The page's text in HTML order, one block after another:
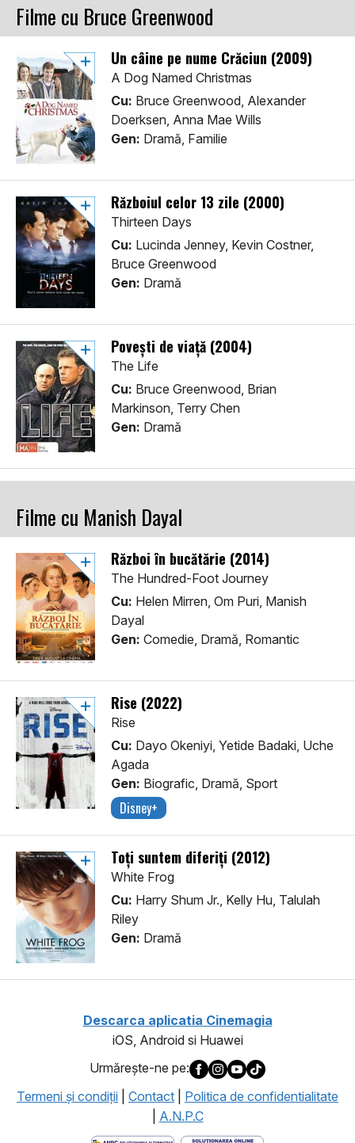
Filme cu Bruce Greenwood
Un câine pe nume Crăciun (2009)
A Dog Named Christmas
Cu: Bruce Greenwood, Alexander
Doerksen, Anna Mae Wills
Gen: Dramă, Familie
Războiul celor 13 zile (2000)
Thirteen Days
Cu: Lucinda Jenney, Kevin Costner,
Bruce Greenwood
Gen: Dramă
Poveşti de viaţă (2004)
The Life
Cu: Bruce Greenwood, Brian
Markinson, Terry Chen
Gen: Dramă
Filme cu Manish Dayal
Război în bucătărie (2014)
The Hundred-Foot Journey
Cu: Helen Mirren, Om Puri, Manish
Dayal
Gen: Comedie, Dramă, Romantic
Rise (2022)
Rise
Cu: Dayo Okeniyi, Yetide Badaki, Uche
Agada
Gen: Biografic, Dramă, Sport
Disney+
Toți suntem diferiți (2012)
White Frog
Cu: Harry Shum Jr., Kelly Hu, Talulah
Riley
Gen: Dramă
Descarca aplicatia Cinemagia
iOS, Android si Huawei
Urmăreşte-ne pe:
Termeni şi condiţii
Contact
Politica de confidentialitate
A.N.P.C